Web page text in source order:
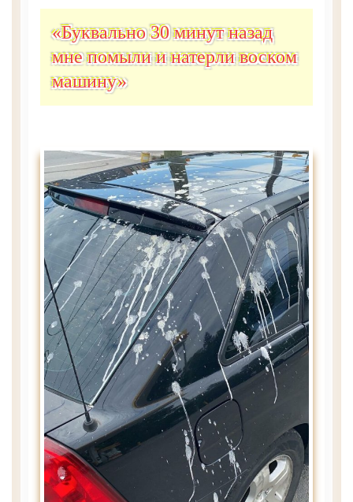
«Буквально 30 минут назад
мне помыли и натерли воском
машину»